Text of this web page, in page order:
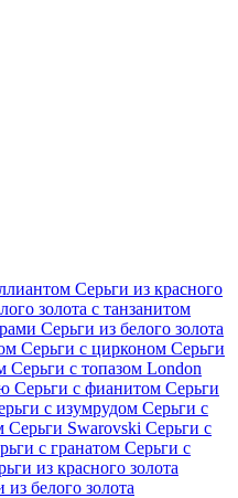
Серьги из красного
золота с танзанитом
Серьги из белого золота
Серьги с цирконом Серьги
Серьги с топазом London
Серьги с фианитом Серьги
с изумрудом Серьги с
Серьги Swarovski Серьги с
с гранатом Серьги с
из красного золота
из белого золота